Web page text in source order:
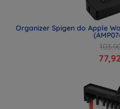
Organizer Spigen do Apple